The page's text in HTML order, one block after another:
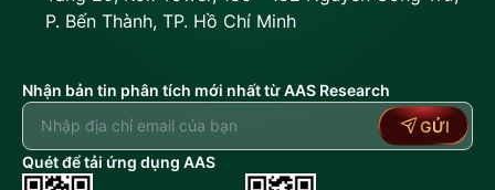
P. Bến Thành, TP. Hồ Chí Minh
Nhận bản tin phân tích mới nhất từ AAS Research
GỬI
Quét để tải ứng dụng AAS